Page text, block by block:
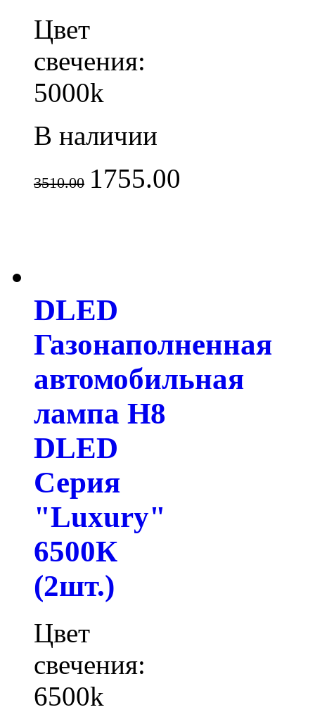
Цвет
свечения:
5000k
В наличии
3510.00 1755.00
DLED
Газонаполненная
автомобильная
лампа H8
DLED
Серия
"Luxury"
6500К
(2шт.)
Цвет
свечения:
6500k